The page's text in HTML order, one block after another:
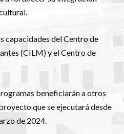
capacidades del Centro de
(CILM) y el Centro de
beneficiarán a otros
que se ejecutará desde
de 2024.